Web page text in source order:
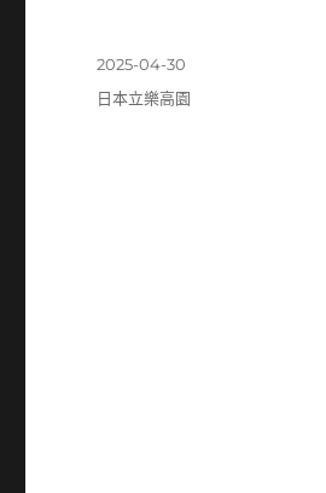
發
佈
2025-04-30
分
日本立樂高園